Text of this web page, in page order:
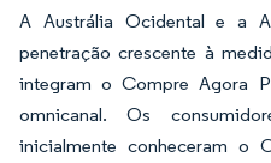
A Austrália Ocidental e a
penetração crescente à
integram o Compre Agora
omnicanal. Os
inicialmente conheceram o